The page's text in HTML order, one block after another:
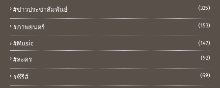
#ข่าวประชาสัมพันธ์ (325)
#ภาพยนตร์ (153)
#music (147)
#ละคร (92)
#ซีรีส์ (69)